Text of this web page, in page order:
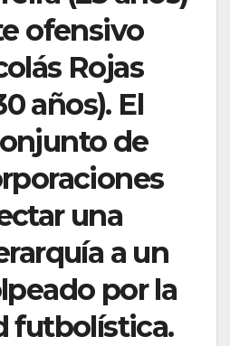
ofensivo
Rojas
años). El
de
una
a un
por la
futbolística.